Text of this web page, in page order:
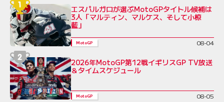
エスパルガロが選ぶMotoGPタイトル候補は
3人「マルティン、マルケス、そして小椋
藍」
MotoGP 08-04
2026年MotoGP第12戦イギリスGP TV放送
＆タイムスケジュール
MotoGP 08-05